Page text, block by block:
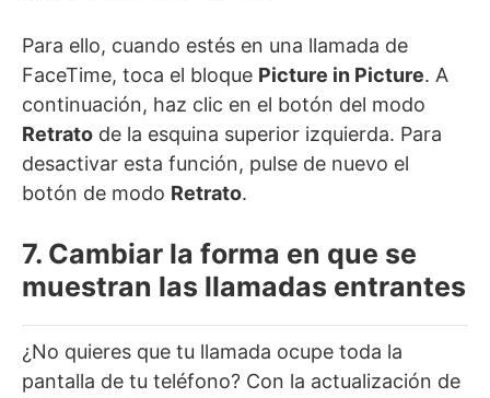
Para ello, cuando estés en una llamada de
FaceTime, toca el bloque Picture in Picture. A
continuación, haz clic en el botón del modo
Retrato de la esquina superior izquierda. Para
desactivar esta función, pulse de nuevo el
botón de modo Retrato.
7. Cambiar la forma en que se
muestran las llamadas entrantes
¿No quieres que tu llamada ocupe toda la
pantalla de tu teléfono? Con la actualización de